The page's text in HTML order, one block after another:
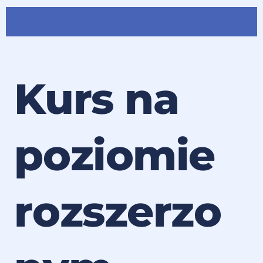
Kurs na
poziomie
rozszerzo